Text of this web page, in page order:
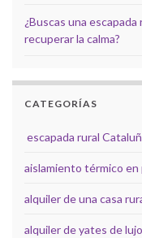
¿Buscas una
recuperar la calma?
CATEGORÍAS
escapada rural
aislamiento térmico en
alquiler de una casa
alquiler de yates de